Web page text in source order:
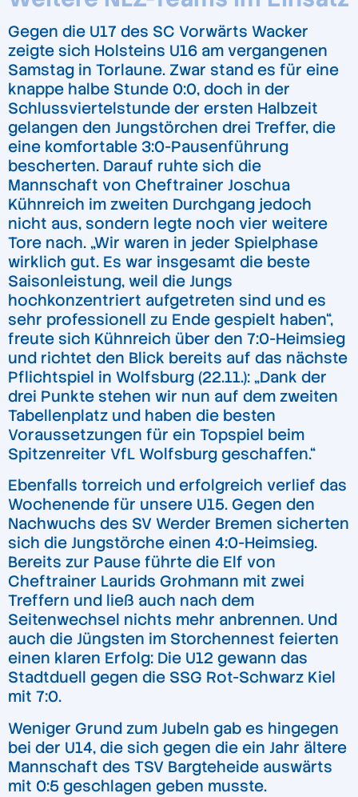
Gegen die U17 des SC Vorwärts Wacker
zeigte sich Holsteins U16 am vergangenen
Samstag in Torlaune. Zwar stand es für eine
knappe halbe Stunde 0:0, doch in der
Schlussviertelstunde der ersten Halbzeit
gelangen den Jungstörchen drei Treffer, die
eine komfortable 3:0-Pausenführung
bescherten. Darauf ruhte sich die
Mannschaft von Cheftrainer Joschua
Kühnreich im zweiten Durchgang jedoch
nicht aus, sondern legte noch vier weitere
Tore nach. „Wir waren in jeder Spielphase
wirklich gut. Es war insgesamt die beste
Saisonleistung, weil die Jungs
hochkonzentriert aufgetreten sind und es
sehr professionell zu Ende gespielt haben“,
freute sich Kühnreich über den 7:0-Heimsieg
und richtet den Blick bereits auf das nächste
Pflichtspiel in Wolfsburg (22.11.): „Dank der
drei Punkte stehen wir nun auf dem zweiten
Tabellenplatz und haben die besten
Voraussetzungen für ein Topspiel beim
Spitzenreiter VfL Wolfsburg geschaffen.“
Ebenfalls torreich und erfolgreich verlief das
Wochenende für unsere U15. Gegen den
Nachwuchs des SV Werder Bremen sicherten
sich die Jungstörche einen 4:0-Heimsieg.
Bereits zur Pause führte die Elf von
Cheftrainer Laurids Grohmann mit zwei
Treffern und ließ auch nach dem
Seitenwechsel nichts mehr anbrennen. Und
auch die Jüngsten im Storchennest feierten
einen klaren Erfolg: Die U12 gewann das
Stadtduell gegen die SSG Rot-Schwarz Kiel
mit 7:0.
Weniger Grund zum Jubeln gab es hingegen
bei der U14, die sich gegen die ein Jahr ältere
Mannschaft des TSV Bargteheide auswärts
mit 0:5 geschlagen geben musste.